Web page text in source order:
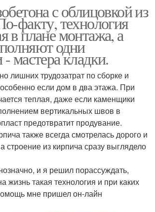
с облицовкой из
факту, технология
в плане монтажа, а
одни
мастера кладки.
лишних трудозатрат по сборке и
если дом в два этажа. При
теплая, даже если каменщики
вертикальных швов в
предотвратит продувание.
также всегда смотрелась дорого и
строение из кирпича сразу выглядело
и я решил порассуждать,
жизнь такая технология и при каких
мне пришел он-лайн